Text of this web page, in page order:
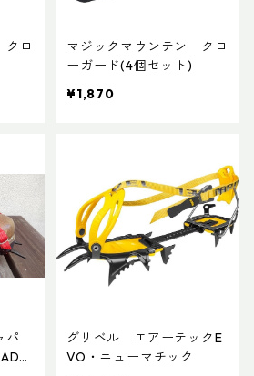
ロ
マジックマウンテン クロ
ーガード(4個セット)
¥1,870
パ
グリベル エアーテックE
VO・ニューマチック